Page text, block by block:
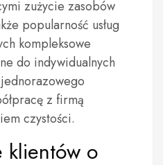
zużycie zasobów
popularność usług
kompleksowe
do indywidualnych
z firmą
czystości.
klientów o